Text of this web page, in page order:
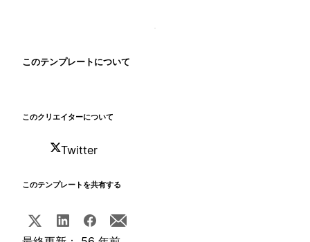
このテンプレートについて
このクリエイターについて
Twitter
このテンプレートを共有する